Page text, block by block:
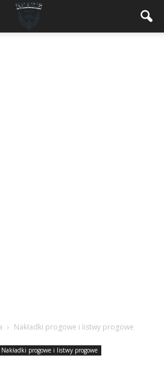
Nakładki progowe i listwy progowe
Nakładki progowe i listwy progowe